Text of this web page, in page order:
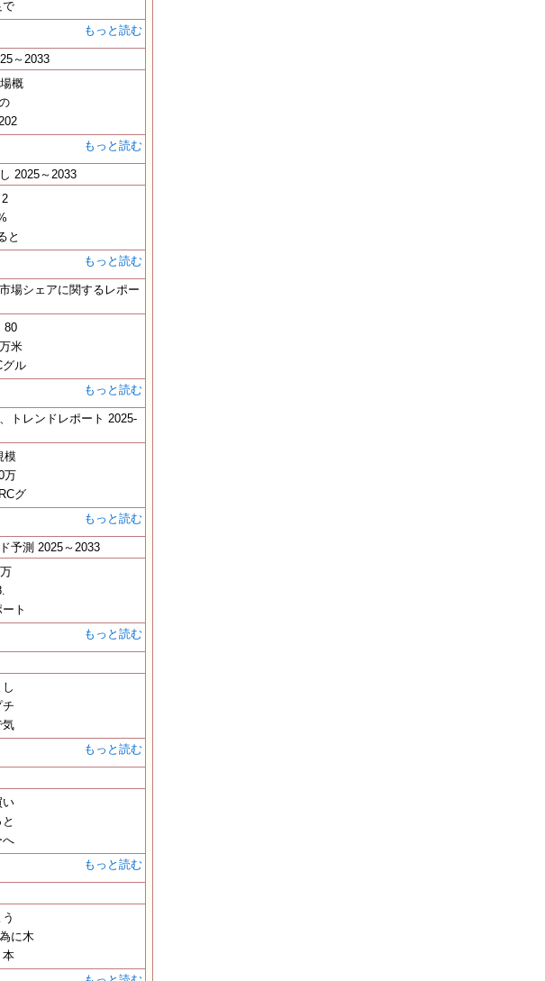
で
もっと読む
～2033
概
もっと読む
2025～2033
と
もっと読む
場シェアに関するレポー
80
米
グル
もっと読む
トレンドレポート 2025-
模
万
グ
もっと読む
予測 2025～2033
ト
もっと読む
気
もっと読む
い
へ
もっと読む
に木
本